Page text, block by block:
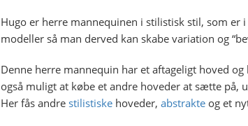
Hugo er herre mannequinen i stilistisk stil, som
modeller så man derved kan skabe variation og
Denne herre mannequin har et aftageligt hoved
også muligt at købe et andre hoveder at sætte på,
Her fås andre stilistiske hoveder, abstrakte og et